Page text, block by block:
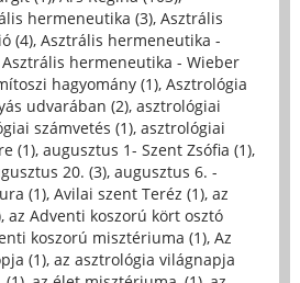
hermeneutika (3), Asztrális
(4), Asztrális hermeneutika -
Asztrális hermeneutika - Wieber
hagyomány (1), Asztrológia
udvarában (2), asztrológiai
számvetés (1), asztrológiai
(1), augusztus 1- Szent Zsófia (1),
20. (3), augusztus 6. -
(1), Avilai szent Teréz (1), az
, az Adventi koszorú kört osztó
koszorú misztériuma (1), Az
(1), az asztrológia világnapja